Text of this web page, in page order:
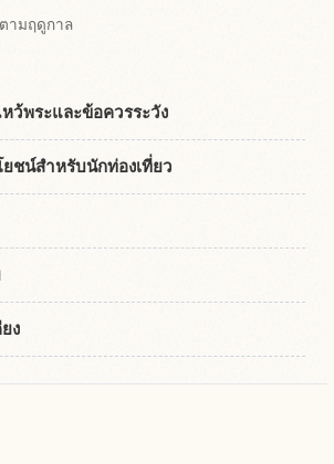
ามฤดูกาล
ว้พระและข้อควรระวัง
ชน์สำหรับนักท่องเที่ยว
ง